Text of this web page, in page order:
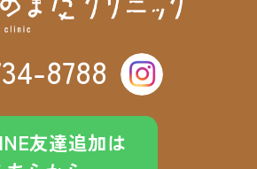
8788
友達追加は